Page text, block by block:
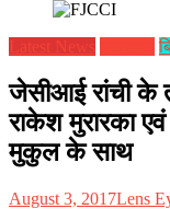
Latest News
जेसीआई रांची के
राकेश मुरारका
मुकुल के साथ
August 3, 2017Lens